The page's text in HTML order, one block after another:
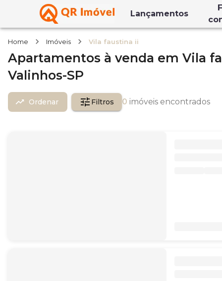
Lançamentos
Home Imóveis Vila faustina ii
Apartamentos à venda em Vila
Valinhos-SP
Ordenar Filtros 0 imóveis encontrados